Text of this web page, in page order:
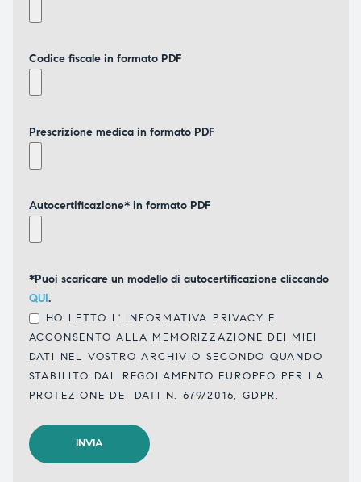
Codice fiscale in formato PDF
Prescrizione medica in formato PDF
Autocertificazione* in formato PDF
*Puoi scaricare un modello di autocertificazione cliccando
QUI.
HO LETTO L' INFORMATIVA PRIVACY E
ACCONSENTO ALLA MEMORIZZAZIONE DEI MIEI
DATI NEL VOSTRO ARCHIVIO SECONDO QUANDO
STABILITO DAL REGOLAMENTO EUROPEO PER LA
PROTEZIONE DEI DATI N. 679/2016, GDPR.